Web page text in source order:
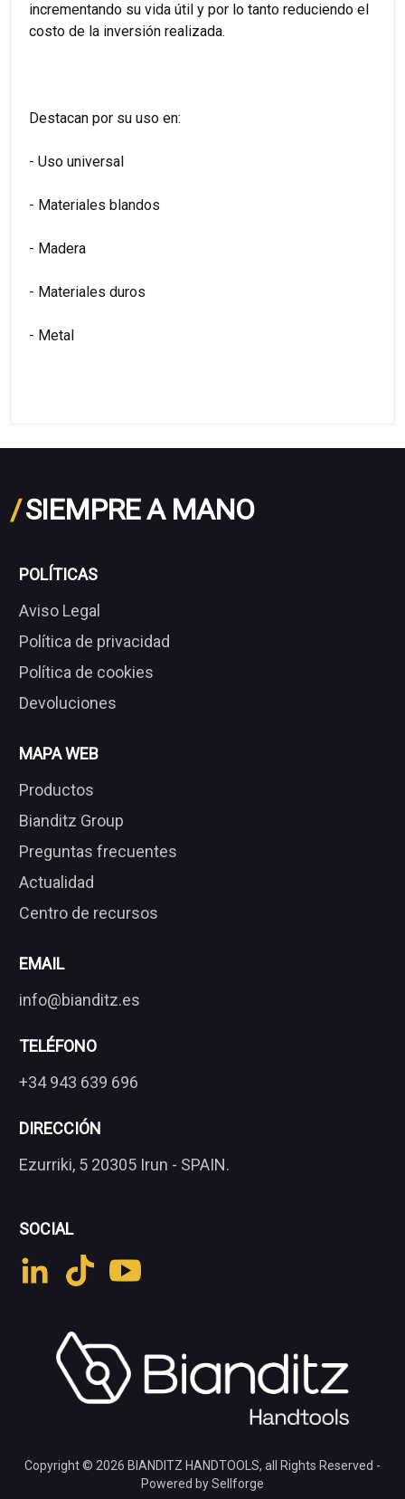
incrementando su vida útil y por lo tanto reduciendo el
costo de la inversión realizada.
Destacan por su uso en:
- Uso universal
- Materiales blandos
- Madera
- Materiales duros
- Metal
/SIEMPRE A MANO
POLÍTICAS
Aviso Legal
Política de privacidad
Política de cookies
Devoluciones
MAPA WEB
Productos
Bianditz Group
Preguntas frecuentes
Actualidad
Centro de recursos
EMAIL
info@bianditz.es
TELÉFONO
+34 943 639 696
DIRECCIÓN
Ezurriki, 5 20305 Irun - SPAIN.
SOCIAL
Copyright © 2026 BIANDITZ HANDTOOLS, all Rights Reserved -
Powered by Sellforge